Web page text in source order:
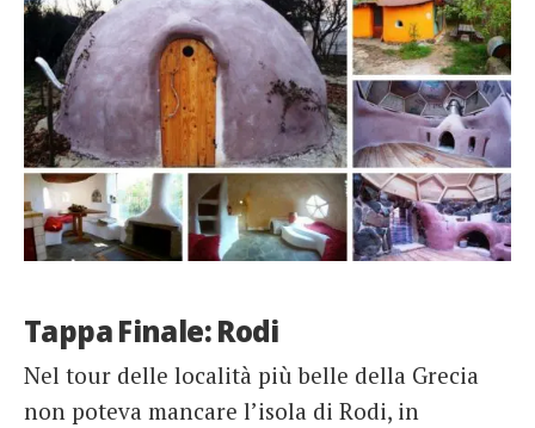
Tappa Finale: Rodi
Nel tour delle località più belle della Grecia
non poteva mancare l’isola di Rodi, in